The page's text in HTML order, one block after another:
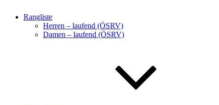
Rangliste
Herren – laufend (ÖSRV)
Damen – laufend (ÖSRV)